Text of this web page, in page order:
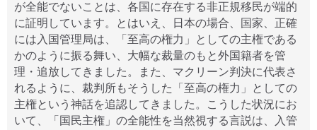
が全能でないことは、各国に存在する非正規移民が端的
に証明しています。とはいえ、日本の場合、国家、正確
には入国管理局は、「至高の権力」としての主権である
かのように振る舞い、大幅な裁量のもと外国籍者を管
理・追放してきました。また、マクリーン判決に代表さ
れるように、裁判所もそうした「至高の権力」としての
主権という神話を追認してきました。こうした状況にお
いて、「国民主権」の全能性を当然視する言説は、入管